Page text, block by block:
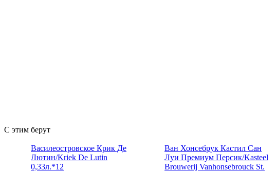
С этим берут
Василеостровское Крик Де
Лютин/Kriek De Lutin
0,33л.*12
Ван Хонсебрук Кастил Сан
Луи Премиум Персик/Kasteel
Brouwerij Vanhonsebrouck St.